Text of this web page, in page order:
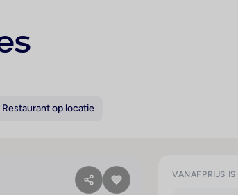
Restaurant op locatie
VANAFPRIJS IS